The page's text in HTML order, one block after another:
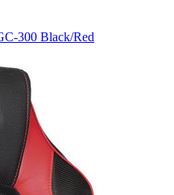
300 Black/Red